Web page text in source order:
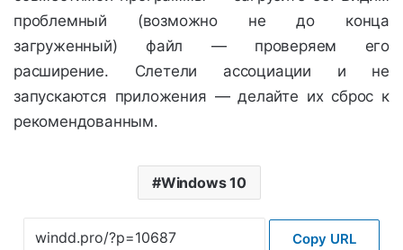
проблемный (возможно не до конца
загруженный) файл — проверяем его
расширение. Слетели ассоциации и не
запускаются приложения — делайте их сброс к
рекомендованным.
Windows 10
Copy URL